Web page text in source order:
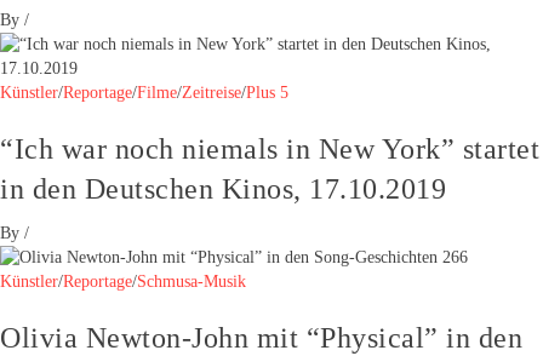
By /
Künstler/Reportage/Filme/Zeitreise/Plus 5
“Ich war noch niemals in New York” startet
in den Deutschen Kinos, 17.10.2019
By /
Künstler/Reportage/Schmusa-Musik
Olivia Newton-John mit “Physical” in den